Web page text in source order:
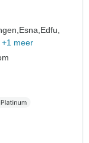
Esna, Edfu,
+1 meer